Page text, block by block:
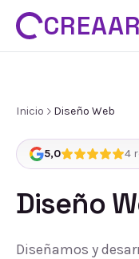
CREAAR
Inicio Diseño Web
5,0 4
Diseño
Diseñamos y